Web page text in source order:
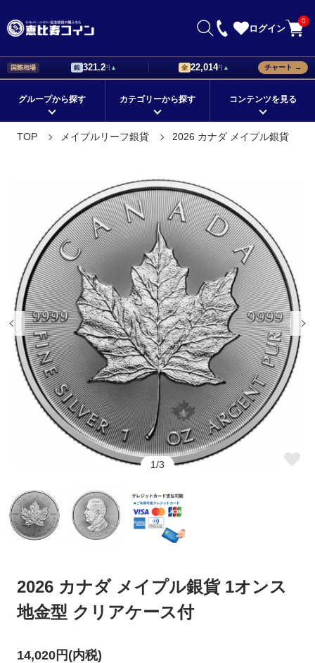
ログイン
0
国際相場 銀 321.2円 ▲ 金 22,014円 ▲ チャート →
グループから探す カテゴリーから探す コンテンツを見る
在庫ありの商品 国から探す
定番の地金型銀貨 コレクションに最適！
プレゼントにオススメ！ ★新着順すべての商品
鑑定済みコイン 人気のカラーコイン
クリスマスギフト お盆セール
メイプルリーフ銀貨 イーグル銀貨
ドナルド・トランプ デザイン
ゲルマニア銀貨 コレクション銀貨
金貨 プラチナ
パラジウム スリーグレイセス（三美神）
ウナとライオン カンガルー銀貨
コアラ銀貨 カワセミ銀貨
クルーガーランド銀貨 パンダ銀貨
リベルタード銀貨 エレファント銀貨
ロイヤルミントコイン シルバーラウンド
初心者が知っておきたい銀貨の
銀貨の値段はどう決まる？価格
つくポイントをチェック
ントとは
海外銀貨の価値と人気が上がる
理由について解説
外国銀貨を集めて珍しい銀貨の
コレクションを作ろう
価値のある外国銀貨の特徴を購
入前に知ろう
銀貨の販売店で珍しいコレクシ
ョン品を手に入れよう
銀貨を通販で購入できる方法。
そのメリットとは
銀貨の相場と事前に調べておく
メリットとは
銀貨をコレクションするなら評
判を調べておこう
銀貨の買取方法と高値にする方
法について解説
銀貨の口コミで押さえたいポイ
ントや見方、注意点とは
コレクションに最適！おすすめ
の銀貨を紹介
銀貨が人気の理由は？注目が集
まっている種類を解説
銀貨の購入方法とは？ネットで
完結する通販がおすすめ
銀貨の相場は今いくら？価格の
銀貨の価値を見極める方法と
銀貨で投資は可能！その理由と
方法とは
記念銀貨とは？その種類と人気
クーポンのご利用方法
クレジット決済がうまくいかな
い場合
TOP メイプルリーフ銀貨 2026 カナダ メイプル銀貨
1/3
2026 カナダ メイプル銀貨 1オンス
地金型 クリアケース付
14,020円(内税)